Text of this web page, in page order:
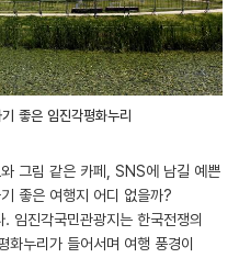
좋은 임진각평화누리
그림 같은 카페, SNS에 남길 예쁜
좋은 여행지 어디 없을까?
임진각국민관광지는 한국전쟁의
누리가 들어서며 여행 풍경이